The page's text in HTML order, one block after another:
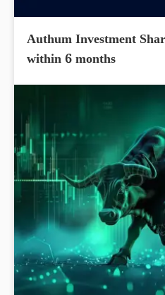
Authum Investment
within 6 months